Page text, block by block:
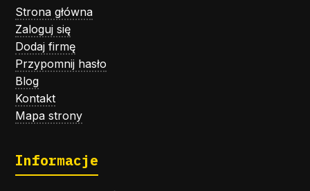
Strona główna
Zaloguj się
Dodaj firmę
Przypomnij hasło
Blog
Kontakt
Mapa strony
Informacje